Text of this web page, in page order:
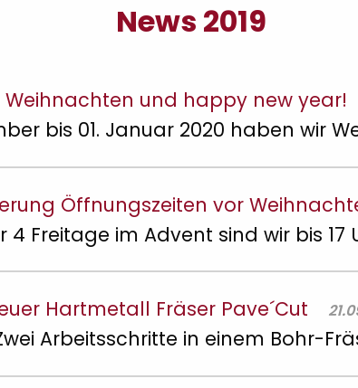
News 2019
Weihnachten und happy new year!
bis 01. Januar 2020 haben wir
Öffnungszeiten vor
4 Freitage im Advent sind wir bis 17
Hartmetall Fräser Pave´Cut
Arbeitsschritte in einem Bohr-